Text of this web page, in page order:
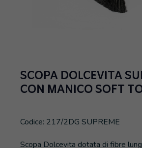
SCOPA DOLCEVITA
CON MANICO SOFT
Codice: 217/2DG SUPREME
Scopa Dolcevita dotata di fibre